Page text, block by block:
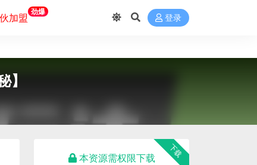
加盟 劲爆
登录
下载
本资源需权限下载